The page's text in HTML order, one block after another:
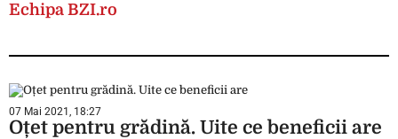
Echipa BZI.ro
07 Mai 2021, 18:27
Oțet pentru grădină. Uite ce beneficii are